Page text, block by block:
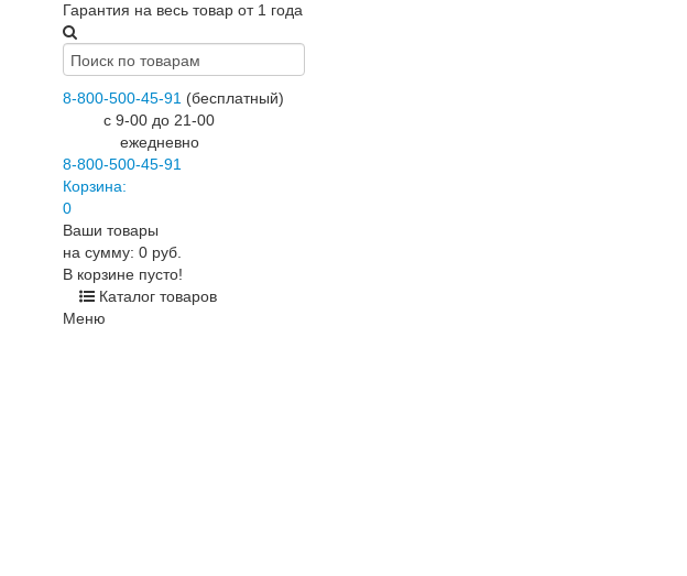
Гарантия на весь товар от 1 года
8-800-500-45-91 (бесплатный)
c 9-00 до 21-00
ежедневно
8-800-500-45-91
Корзина:
0
Ваши товары
на сумму: 0 руб.
В корзине пусто!
Каталог товаров
Меню